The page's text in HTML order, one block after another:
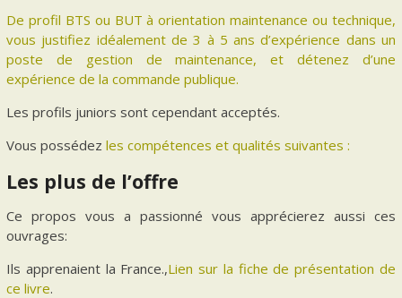
De profil BTS ou BUT à orientation maintenance ou technique,
vous justifiez idéalement de 3 à 5 ans d’expérience dans un
poste de gestion de maintenance, et détenez d’une
expérience de la commande publique.
Les profils juniors sont cependant acceptés.
Vous possédezles compétences et qualités suivantes :
Les plus de l’offre
Ce propos vous a passionné vous apprécierez aussi ces
ouvrages:
Ils apprenaient la France.,Lien sur la fiche de présentation de
ce livre.